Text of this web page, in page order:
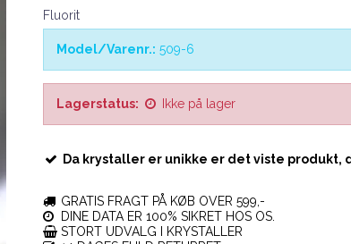
Fluorit
Model/Varenr.: 509-6
Lagerstatus: Ikke på lager
Da krystaller er unikke er det viste produkt,
GRATIS FRAGT PÅ KØB OVER 599,-
DINE DATA ER 100% SIKRET HOS OS.
STORT UDVALG I KRYSTALLER